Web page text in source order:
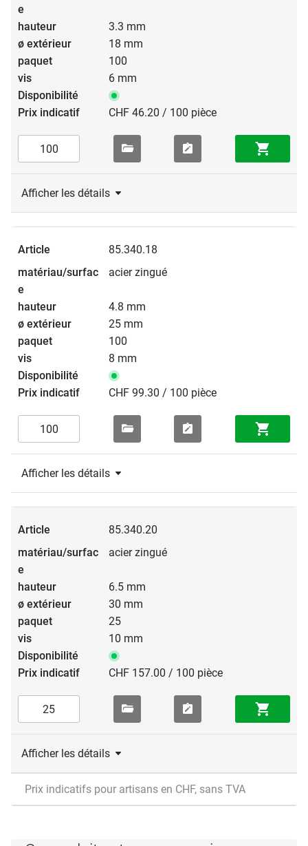
3.3 mm
18 mm
100
6 mm
CHF 46.20 / 100 pièce
Afficher les détails
85.340.18
acier zingué
4.8 mm
25 mm
100
8 mm
CHF 99.30 / 100 pièce
Afficher les détails
85.340.20
acier zingué
6.5 mm
30 mm
25
10 mm
CHF 157.00 / 100 pièce
Afficher les détails
Prix indicatifs pour artisans en CHF, sans TVA